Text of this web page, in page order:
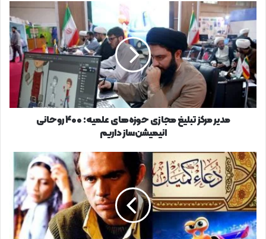
مدیر
مرکز
تبلیغ
مجازی
حوزه‌های
علمیه:
۴۰۰
روحانی
انیمیشن‌ساز
مدیر مرکز تبلیغ مجازی حوزه‌های علمیه: ۴۰۰ روحانی
انیمیشن‌ساز داریم
عیدانه
شبکه
پنج
در
روز
ولادت
منجی